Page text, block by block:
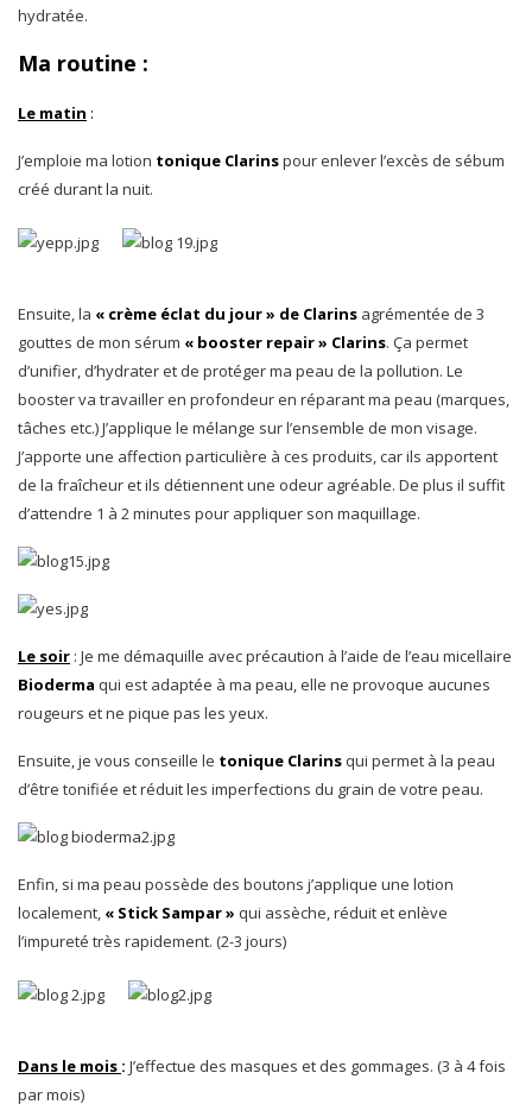
hydratée.
Ma routine :
Le matin :
J’emploie ma lotion tonique Clarinspour enlever l’excès de sébum
créé durant la nuit.
Ensuite, la « crème éclat du jour » de Clarins agrémentée de 3
gouttes de mon sérum « booster repair » Clarins. Ça permet
d’unifier, d’hydrater et de protéger ma peau de la pollution. Le
booster va travailler en profondeur en réparant ma peau (marques,
tâches etc.) J’applique le mélange sur l’ensemble de mon visage.
J’apporte une affection particulière à ces produits, car ils apportent
de la fraîcheur et ils détiennent une odeur agréable. De plus il suffit
d’attendre 1 à 2 minutes pour appliquer son maquillage.
Le soir : Je me démaquille avec précaution à l’aide de l’eau micellaire
Bioderma qui est adaptée à ma peau, elle ne provoque aucunes
rougeurs et ne pique pas les yeux.
Ensuite, je vous conseille le tonique Clarins qui permet à la peau
d’être tonifiée et réduit les imperfections du grain de votre peau.
Enfin, si ma peau possède des boutons j’applique une lotion
localement, « Stick Sampar » qui assèche, réduit et enlève
l’impureté très rapidement. (2-3 jours)
Dans le mois : J’effectue des masques et des gommages. (3 à 4 fois
par mois)